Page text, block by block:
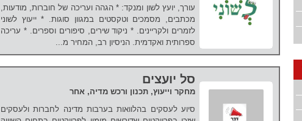
עורך, יועץ לשון ומנקד: * הגהה ועריכה של חוברות, מודעות,
מכתבים, מסמכים וטקסטים במגוון סוגות. * ייעוץ לשוני
לזמרים ולקריינים. * ניקוד שירים, סיפורים וספרים. * עריכה
ספרותית ואקדמית. הניסיון רב, המחיר מ...
סל יועצים
מחקר וייעוץ, תכנון ורכש מדיה, אחר
סיוע לעסקים בהלוואות בערבות מדינה לחברות ולעסקים